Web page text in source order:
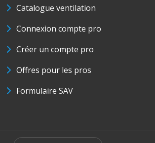
Catalogue ventilation
Connexion compte pro
Créer un compte pro
Offres pour les pros
Formulaire SAV